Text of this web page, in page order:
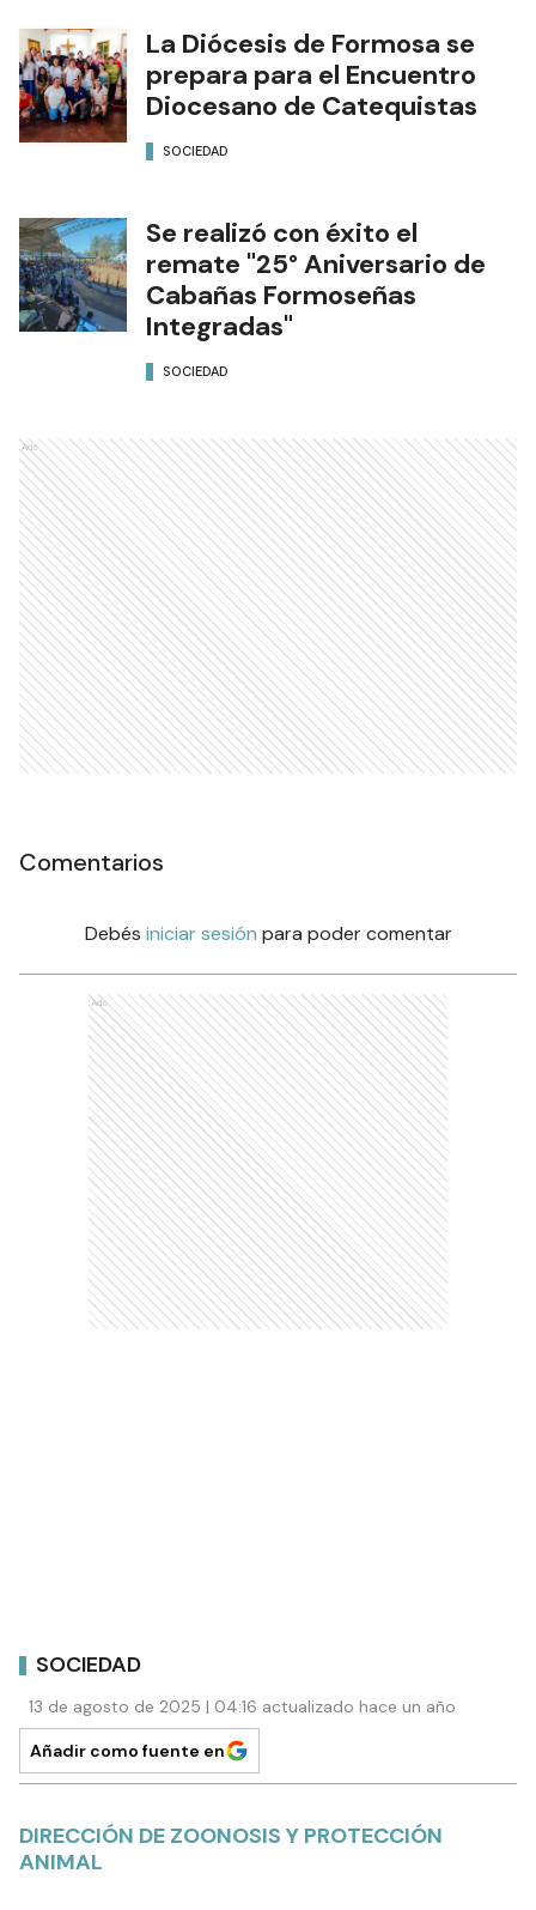
La Diócesis de Formosa se
prepara para el Encuentro
Diocesano de Catequistas
SOCIEDAD
Se realizó con éxito el
remate "25° Aniversario de
Cabañas Formoseñas
Integradas"
SOCIEDAD
Ads
Comentarios
Debés iniciar sesión para poder comentar
Ads
SOCIEDAD
13 de agosto de 2025 | 04:16 actualizado hace un año
Añadir como fuente en
DIRECCIÓN DE ZOONOSIS Y PROTECCIÓN
ANIMAL